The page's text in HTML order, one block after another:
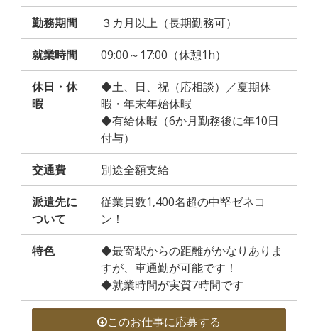
勤務期間 ３カ月以上（長期勤務可）
就業時間 09:00～17:00（休憩1h）
休日・休
暇
◆土、日、祝（応相談）／夏期休
暇・年末年始休暇
◆有給休暇（6か月勤務後に年10日
付与）
交通費 別途全額支給
派遣先に
ついて
従業員数1,400名超の中堅ゼネコ
ン！
特色
◆最寄駅からの距離がかなりありま
すが、車通勤が可能です！
◆就業時間が実質7時間です
このお仕事に応募する